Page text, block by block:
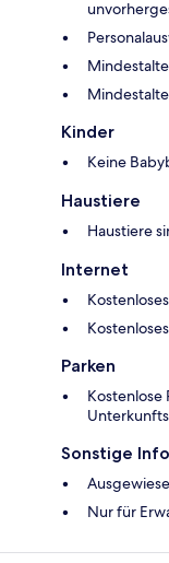
Kinder
Keine
Haustiere
Haustiere
Internet
Parken
Kostenlose
Sonstige
Nur für